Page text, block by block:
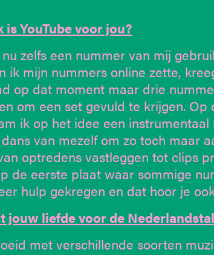
YouTube voor jou?
zelfs een nummer van mij
ik mijn nummers online zette,
op dat moment maar drie
om een set gevuld te krijgen.
ik op het idee een
van mezelf om zo toch maar
optredens vastleggen tot clips
de eerste plaat waar sommige
hulp gekregen en dat hoor je
jouw liefde voor de
met verschillende soorten